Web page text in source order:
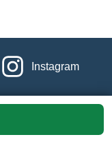
Instagram